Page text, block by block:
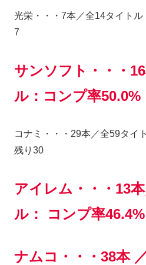
光栄・・・7本／全14タイトル
7
サンソフト・・・
ル：コンプ率50.0%
コナミ・・・29本／全59タイ
残り30
アイレム・・・13
ル： コンプ率
ナムコ・・・38本